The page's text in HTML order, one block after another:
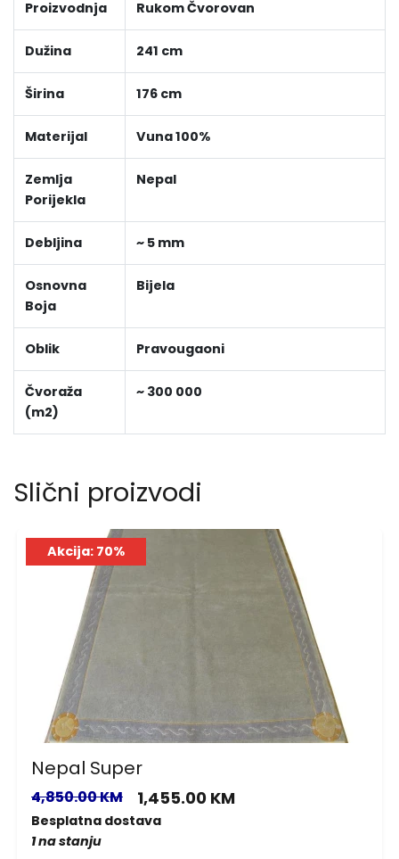
Proizvodnja Rukom Čvorovan
Dužina 241 cm
Širina 176 cm
Materijal Vuna 100%
Zemlja
Porijekla
Nepal
Debljina ~ 5 mm
Osnovna
Boja
Bijela
Oblik Pravougaoni
Čvoraža
(m2)
~ 300 000
Slični proizvodi
Akcija: 70%
Nepal Super
4,850.00 KM 1,455.00 KM
Besplatna dostava
1 na stanju